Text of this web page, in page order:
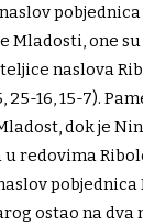
Mladosti, one
naslova
25-16, 15-7).
dok je
redovima
ostao na dva